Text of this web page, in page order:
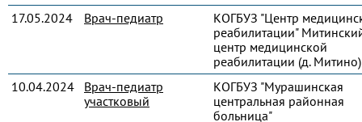
17.05.2024
Врач-педиатр
КОГБУЗ "Центр
реабилитации"
центр медицинской
реабилитации (д. Митино)
10.04.2024
Врач-педиатр
участковый
КОГБУЗ "Мурашинская
центральная районная
больница"